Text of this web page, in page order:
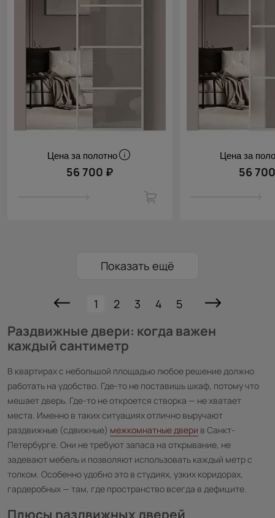
Цена за полотно
56 700 ₽
Цена за
56
Показать ещё
1 2 3 4 5
Раздвижные двери: когда важен
каждый сантиметр
В квартирах с небольшой площадью любое решение должно
работать на удобство. Где-то не поставишь шкаф, потому что
мешает дверь. Где-то не откроется створка — не хватает
места. Именно в таких ситуациях отлично выручают
раздвижные (сдвижные) межкомнатные двери в Санкт-
Петербурге. Они не требуют запаса на открывание, не
задевают мебель и позволяют использовать каждый метр с
толком. Особенно удобно это в студиях, узких коридорах,
гардеробных — там, где пространство всегда в дефиците.
Плюсы раздвижных дверей